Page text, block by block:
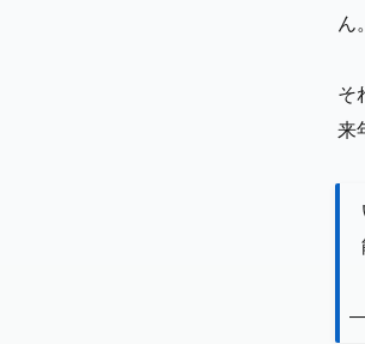
ん。
そ
来
—